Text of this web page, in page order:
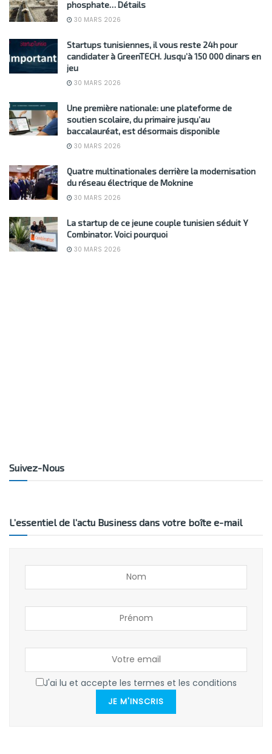
phosphate… Détails
30 MARS 2026
Startups tunisiennes, il vous reste 24h pour
candidater à GreenTECH. Jusqu’à 150 000 dinars en
jeu
30 MARS 2026
Une première nationale: une plateforme de
soutien scolaire, du primaire jusqu’au
baccalauréat, est désormais disponible
30 MARS 2026
Quatre multinationales derrière la modernisation
du réseau électrique de Moknine
30 MARS 2026
La startup de ce jeune couple tunisien séduit Y
Combinator. Voici pourquoi
30 MARS 2026
Suivez-Nous
L’essentiel de l’actu Business dans votre boîte e-mail
J'ai lu et accepte les termes et les conditions
JE M'INSCRIS